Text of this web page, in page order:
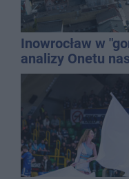
Inowrocław w
analizy Onetu
najbardziej